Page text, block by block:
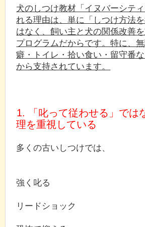
犬のしつけ教材「イヌバーシテ
れる理由は、単に「しつけ方法
はなく、飼い主と犬の関係改善
プログラムだからです。特に、
癖・トイレ・拾い食い・留守番
から支持されています。
1. 「叱って従わせる」では
理を重視している
多くの古いしつけでは、
強く叱る
リードショック